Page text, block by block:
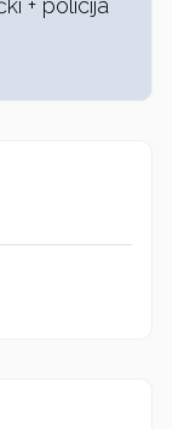
+ policija